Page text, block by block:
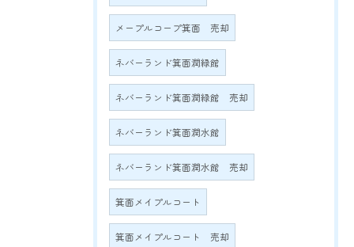
メープルコープ箕面 売却
ネバーランド箕面潤緑館
ネバーランド箕面潤緑館 売却
ネバーランド箕面潤水館
ネバーランド箕面潤水館 売却
箕面メイプルコート
箕面メイプルコート 売却